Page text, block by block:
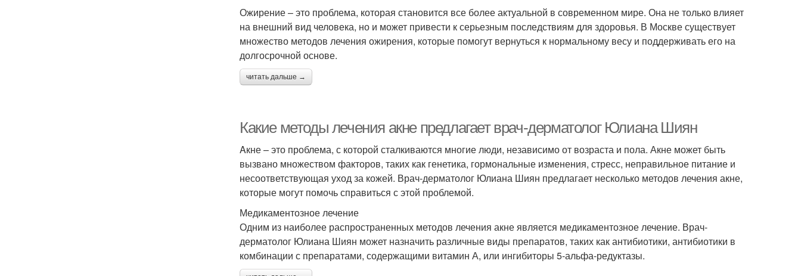
Ожирение – это проблема, которая становится все более актуальной в современном мире. Она не только влияет
на внешний вид человека, но и может привести к серьезным последствиям для здоровья. В Москве существует
множество методов лечения ожирения, которые помогут вернуться к нормальному весу и поддерживать его на
долгосрочной основе.
читать дальше →
Какие методы лечения акне предлагает врач-дерматолог Юлиана Шиян
Aкне – это проблема, с которой сталкиваются многие люди, независимо от возраста и пола. Акне может быть
вызвано множеством факторов, таких как генетика, гормональные изменения, стресс, неправильное питание и
несоответствующая уход за кожей. Врач-дерматолог Юлиана Шиян предлагает несколько методов лечения акне,
которые могут помочь справиться с этой проблемой.
Медикаментозное лечение
Одним из наиболее распространенных методов лечения акне является медикаментозное лечение. Врач-
дерматолог Юлиана Шиян может назначить различные виды препаратов, таких как антибиотики, антибиотики в
комбинации с препаратами, содержащими витамин А, или ингибиторы 5-альфа-редуктазы.